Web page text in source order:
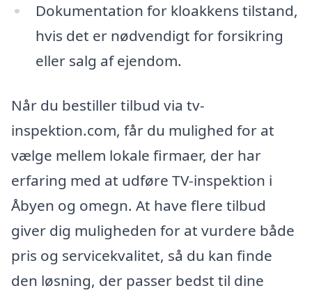
Dokumentation for kloakkens tilstand,
hvis det er nødvendigt for forsikring
eller salg af ejendom.
Når du bestiller tilbud via tv-
inspektion.com, får du mulighed for at
vælge mellem lokale firmaer, der har
erfaring med at udføre TV-inspektion i
Åbyen og omegn. At have flere tilbud
giver dig muligheden for at vurdere både
pris og servicekvalitet, så du kan finde
den løsning, der passer bedst til dine